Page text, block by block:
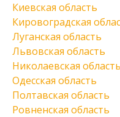
Киевская область
Кировоградская
Луганская область
Львовская область
Николаевская область
Одесская область
Полтавская область
Ровненская область